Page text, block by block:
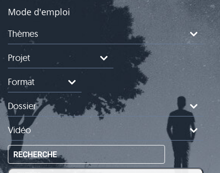
Mode d'emploi
Thèmes
Projet
Format
Dossier
Vidéo
RECHERCHE